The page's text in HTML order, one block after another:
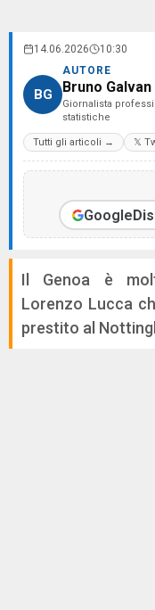
14.06.2026 10:30
BG
AUTORE
Bruno Galvan
Giornalista
statistiche
Tutti gli articoli → 𝕏
Google
Il Genoa è
Lorenzo Lucca
prestito al